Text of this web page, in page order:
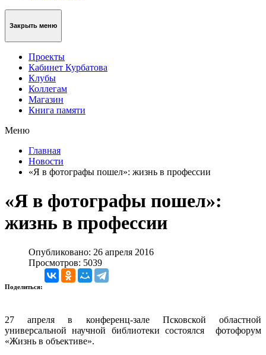
Закрыть меню
Проекты
Кабинет Курбатова
Клубы
Коллегам
Магазин
Книга памяти
Меню
Главная
Новости
«Я в фотографы пошел»: жизнь в профессии
«Я в фотографы пошел»:
жизнь в профессии
Опубликовано: 26 апреля 2016
Просмотров: 5039
Поделиться:
27 апреля в конференц-зале Псковской областной
универсальной научной библиотеки состоялся фотофорум
«Жизнь в объективе».